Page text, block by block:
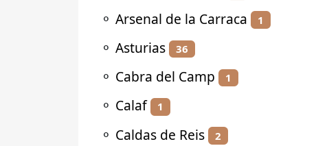
⚬ Arsenal de la Carraca 1
⚬ Asturias 36
⚬ Cabra del Camp 1
⚬ Calaf 1
⚬ Caldas de Reis 2